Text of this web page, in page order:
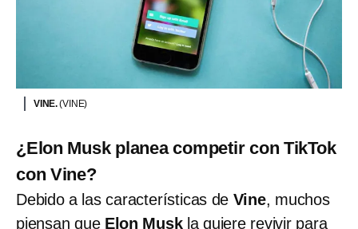
VINE.(VINE)
¿Elon Musk planea competir con TikTok
con Vine?
Debido a las características de Vine, muchos
piensan que Elon Muskla quiere revivir para